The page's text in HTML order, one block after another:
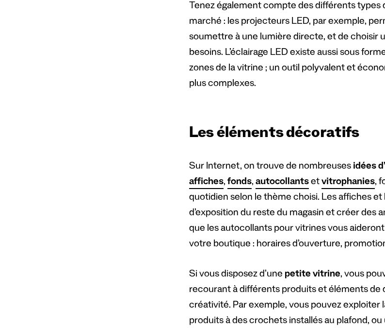
Tenez également compte des différents types
marché : les projecteurs LED, par exemple,
soumettre à une lumière directe, et de choisir
besoins. L’éclairage LED existe aussi sous
zones de la vitrine ; un outil polyvalent et
plus complexes.
Les éléments décoratifs
Sur Internet, on trouve de nombreuses idées
affiches, fonds, autocollantsetvitrophanies,
quotidien selon le thème choisi. Les affiches
d’exposition du reste du magasin et créer
que les autocollants pour vitrines vous
votre boutique : horaires d’ouverture,
Si vous disposez d’une petite vitrine, vous
recourant à différents produits et éléments de
créativité. Par exemple, vous pouvez
produits à des crochets installés au plafond,